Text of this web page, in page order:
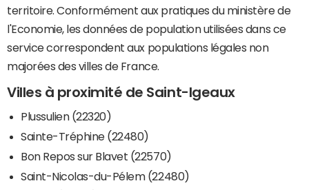
territoire. Conformément aux pratiques du ministère de
l'Economie, les données de population utilisées dans ce
service correspondent aux populations légales non
majorées des villes de France.
Villes à proximité de Saint-Igeaux
Plussulien (22320)
Sainte-Tréphine (22480)
Bon Repos sur Blavet (22570)
Saint-Nicolas-du-Pélem (22480)